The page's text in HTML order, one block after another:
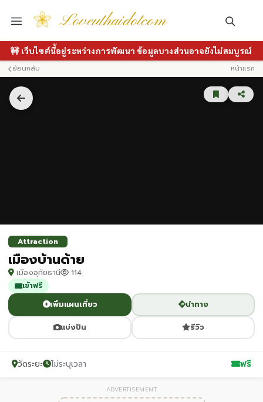
🚧 เว็บไซต์นี้อยู่ระหว่างการพัฒนา ข้อมูลบางส่วนอาจยังไม่สมบูรณ์
Loveuthaidotcom
ย้อนกลับ หน้าแรก
Attraction
เมืองบ้านด้าย
เมืองอุทัยธานี 114
เข้าฟรี
เพิ่มแผนเที่ยว นำทาง
แบ่งปัน รีวิว
วัดระยะ ไม่ระบุเวลา ฟรี
ADVERTISEMENT